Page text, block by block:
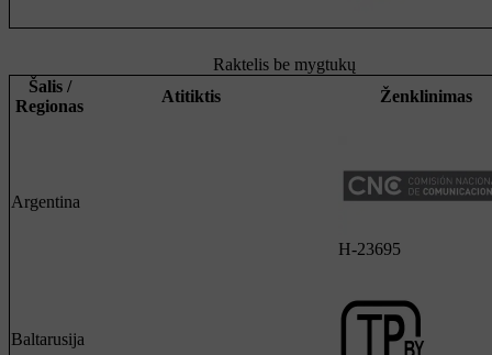
Raktelis be mygtukų
Šalis /
Regionas
Atitiktis Ženklinimas
Argentina
H-23695
Baltarusija